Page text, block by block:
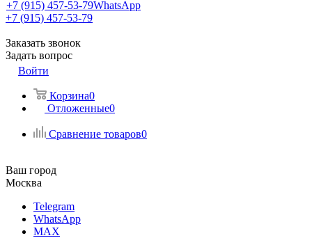
+7 (915) 457-53-79WhatsApp
+7 (915) 457-53-79
Заказать звонок
Задать вопрос
Войти
Корзина0
Отложенные0
Сравнение товаров0
Ваш город
Москва
Telegram
WhatsApp
MAX